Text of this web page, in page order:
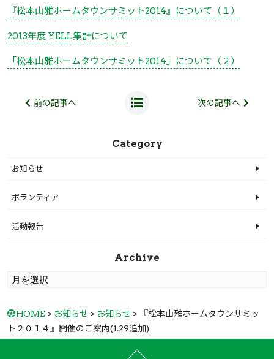
『松本山雅ホームタウンサミット2014』について（１）
2013年度 YELL集計について
「松本山雅ホームタウンサミット2014」について（２）
前の記事へ 次の記事へ
Category
お知らせ
ボランティア
活動報告
Archive
HOME > お知らせ > お知らせ > 『松本山雅ホームタウンサミッ
ト２０１４』開催のご案内(1.29追加)